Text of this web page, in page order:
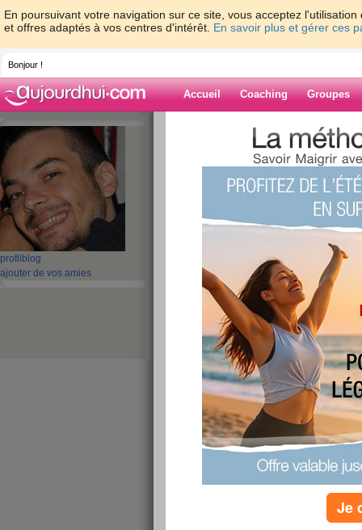
En poursuivant votre navigation sur ce site, vous acceptez
et offres adaptés à vos centres d'intérêt. En savoir plus et gérer ces
Bonjour !
Accueil Coaching Groupes
profil blog
ajouter de vos amies
> > Pour
Blog de
Pour ceux qui
accroché !
publié le 26/01/2012 à 12:56
Je